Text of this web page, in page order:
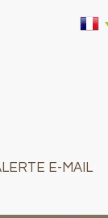
ALERTE E-MAIL